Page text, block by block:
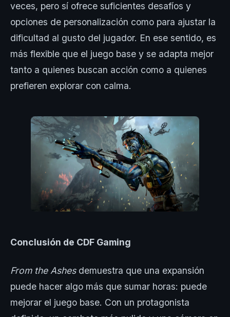
veces, pero sí ofrece suficientes desafíos y
opciones de personalización como para ajustar la
dificultad al gusto del jugador. En ese sentido, es
más flexible que el juego base y se adapta mejor
tanto a quienes buscan acción como a quienes
prefieren explorar con calma.
Conclusión de CDF Gaming
From the Ashesdemuestra que una expansión
puede hacer algo más que sumar horas: puede
mejorar el juego base. Con un protagonista